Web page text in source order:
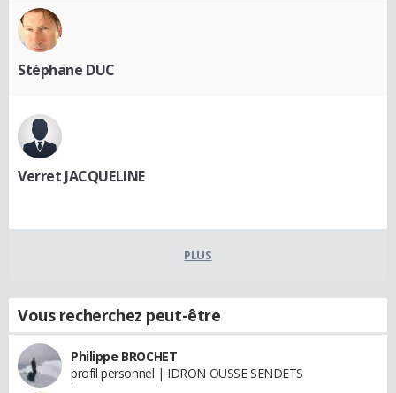
Stéphane DUC
Verret JACQUELINE
PLUS
Vous recherchez peut-être
Philippe BROCHET
profil personnel | IDRON OUSSE SENDETS